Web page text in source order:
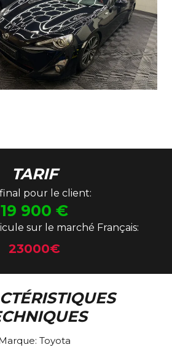
TARIF
pour le client:
19 900 €
sur le marché Français:
23000€
Toyota